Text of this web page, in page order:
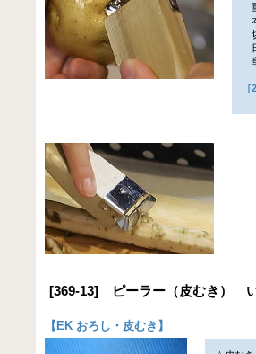
[369-13] ピーラー（皮むき）
【 EK おろし・皮むき 】